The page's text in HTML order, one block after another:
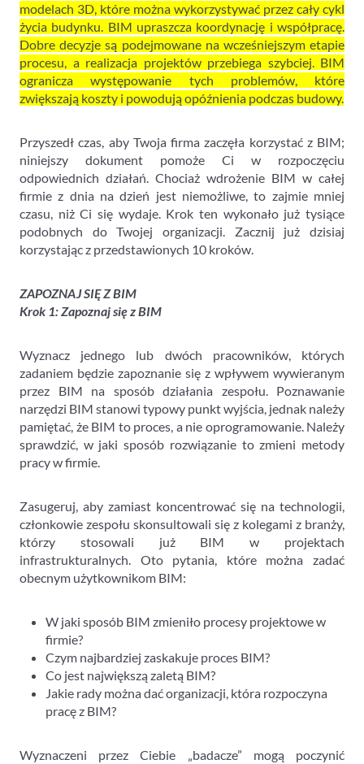
modelach 3D, które można wykorzystywać przez cały cykl
życia budynku. BIM upraszcza koordynację i współpracę.
Dobre decyzje są podejmowane na wcześniejszym etapie
procesu, a realizacja projektów przebiega szybciej. BIM
ogranicza występowanie tych problemów, które
zwiększają koszty i powodują opóźnienia podczas budowy.
Przyszedł czas, aby Twoja firma zaczęła korzystać z BIM;
niniejszy dokument pomoże Ci w rozpoczęciu
odpowiednich działań. Chociaż wdrożenie BIM w całej
firmie z dnia na dzień jest niemożliwe, to zajmie mniej
czasu, niż Ci się wydaje. Krok ten wykonało już tysiące
podobnych do Twojej organizacji. Zacznij już dzisiaj
korzystając z przedstawionych 10 kroków.
ZAPOZNAJ SIĘ Z BIM
Krok 1: Zapoznaj się z BIM
Wyznacz jednego lub dwóch pracowników, których
zadaniem będzie zapoznanie się z wpływem wywieranym
przez BIM na sposób działania zespołu. Poznawanie
narzędzi BIM stanowi typowy punkt wyjścia, jednak należy
pamiętać, że BIM to proces, a nie oprogramowanie. Należy
sprawdzić, w jaki sposób rozwiązanie to zmieni metody
pracy w firmie.
Zasugeruj, aby zamiast koncentrować się na technologii,
członkowie zespołu skonsultowali się z kolegami z branży,
którzy stosowali już BIM w projektach
infrastrukturalnych. Oto pytania, które można zadać
obecnym użytkownikom BIM:
W jaki sposób BIM zmieniło procesy projektowe w
firmie?
Czym najbardziej zaskakuje proces BIM?
Co jest największą zaletą BIM?
Jakie rady można dać organizacji, która rozpoczyna
pracę z BIM?
Wyznaczeni przez Ciebie „badacze” mogą poczynić